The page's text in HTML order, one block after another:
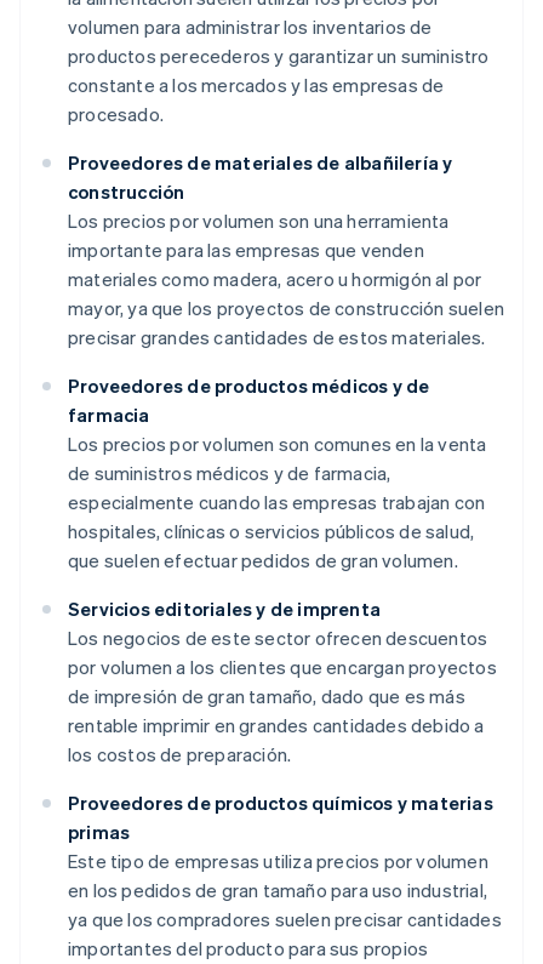
volumen para administrar los inventarios de
productos perecederos y garantizar un suministro
constante a los mercados y las empresas de
procesado.
Proveedores de materiales de albañilería y
construcción
Los precios por volumen son una herramienta
importante para las empresas que venden
materiales como madera, acero u hormigón al por
mayor, ya que los proyectos de construcción suelen
precisar grandes cantidades de estos materiales.
Proveedores de productos médicos y de
farmacia
Los precios por volumen son comunes en la venta
de suministros médicos y de farmacia,
especialmente cuando las empresas trabajan con
hospitales, clínicas o servicios públicos de salud,
que suelen efectuar pedidos de gran volumen.
Servicios editoriales y de imprenta
Los negocios de este sector ofrecen descuentos
por volumen a los clientes que encargan proyectos
de impresión de gran tamaño, dado que es más
rentable imprimir en grandes cantidades debido a
los costos de preparación.
Proveedores de productos químicos y materias
primas
Este tipo de empresas utiliza precios por volumen
en los pedidos de gran tamaño para uso industrial,
ya que los compradores suelen precisar cantidades
importantes del producto para sus propios